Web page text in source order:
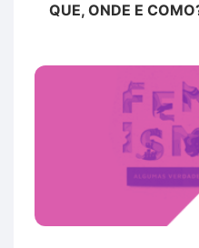
QUE, ONDE E